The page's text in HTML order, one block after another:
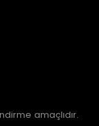
amaçlıdır.